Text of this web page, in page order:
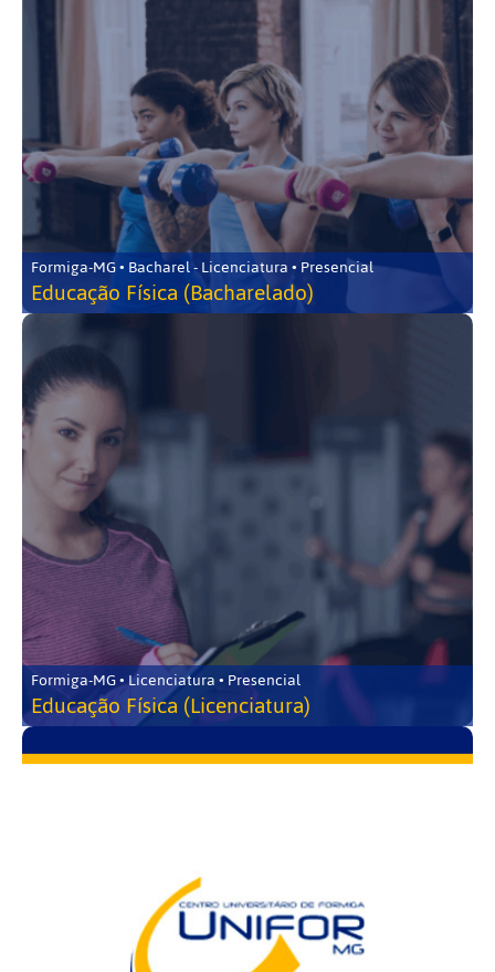
Formiga-MG • Bacharel - Licenciatura • Presencial
Educação Física (Bacharelado)
Formiga-MG • Licenciatura • Presencial
Educação Física (Licenciatura)